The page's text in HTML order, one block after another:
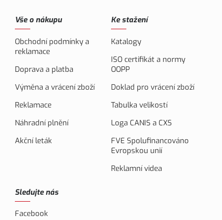
Vše o nákupu
Obchodní podmínky a
reklamace
Doprava a platba
Výměna a vrácení zboží
Reklamace
Náhradní plnění
Akční leták
Ke stažení
Katalogy
ISO certifikát a normy
OOPP
Doklad pro vrácení zboží
Tabulka velikostí
Loga CANIS a CXS
FVE Spolufinancováno
Evropskou unií
Reklamní videa
Sledujte nás
Facebook